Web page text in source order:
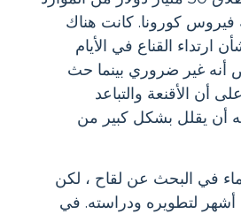
فيروس كورونا. كانت هناك
ارتداء القناع في الأيام
أنه غير ضروري بينما حث
أن الأقنعة والتباعد
أن يقلل بشكل كبير من
في البحث عن لقاح ، لكن
أشهر لتطويره ودراسته. في